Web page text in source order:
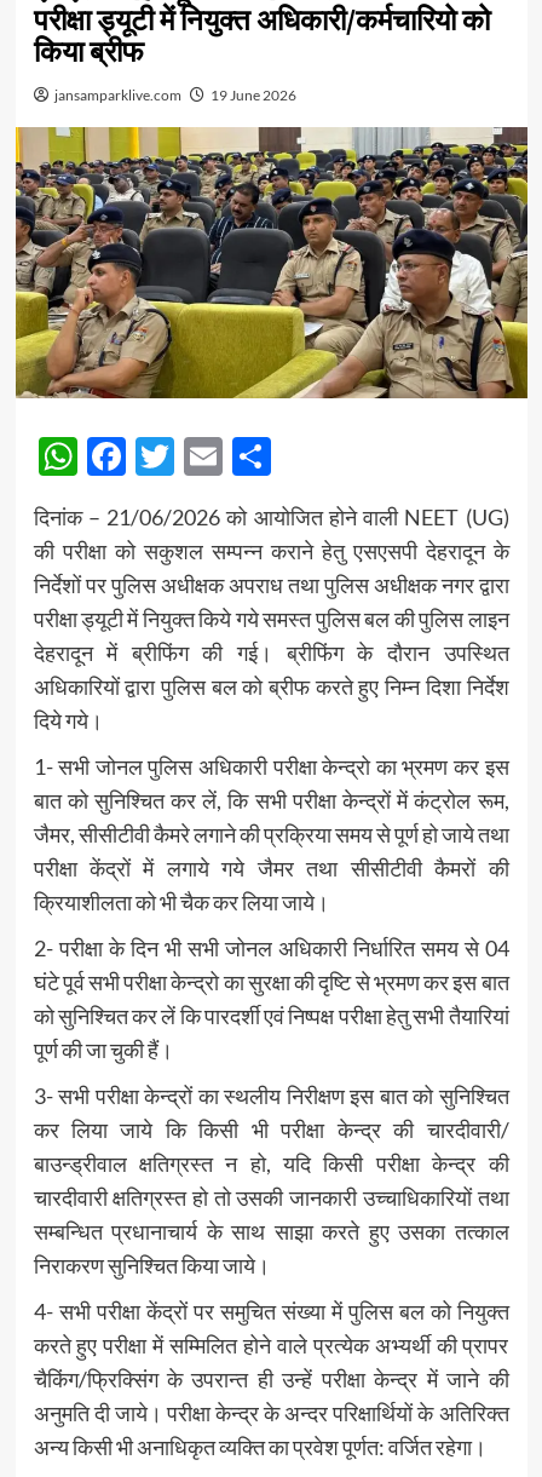
परीक्षा ड्यूटी में नियुक्त अधिकारी/कर्मचारियो को
किया ब्रीफ
jansamparklive.com 19 June 2026
WhatsApp
Facebook
Twitter
EmailShare
दिनांक – 21/06/2026 को आयोजित होने वाली NEET (UG)
की परीक्षा को सकुशल सम्पन्न कराने हेतु एसएसपी देहरादून के
निर्देशों पर पुलिस अधीक्षक अपराध तथा पुलिस अधीक्षक नगर द्वारा
परीक्षा ड्यूटी में नियुक्त किये गये समस्त पुलिस बल की पुलिस लाइन
देहरादून में ब्रीफिंग की गई। ब्रीफिंग के दौरान उपस्थित
अधिकारियों द्वारा पुलिस बल को ब्रीफ करते हुए निम्न दिशा निर्देश
दिये गये।
1- सभी जोनल पुलिस अधिकारी परीक्षा केन्द्रो का भ्रमण कर इस
बात को सुनिश्चित कर लें, कि सभी परीक्षा केन्द्रों में कंट्रोल रूम,
जैमर, सीसीटीवी कैमरे लगाने की प्रक्रिया समय से पूर्ण हो जाये तथा
परीक्षा केंद्रों में लगाये गये जैमर तथा सीसीटीवी कैमरों की
क्रियाशीलता को भी चैक कर लिया जाये।
2- परीक्षा के दिन भी सभी जोनल अधिकारी निर्धारित समय से 04
घंटे पूर्व सभी परीक्षा केन्द्रो का सुरक्षा की दृष्टि से भ्रमण कर इस बात
को सुनिश्चित कर लें कि पारदर्शी एवं निष्पक्ष परीक्षा हेतु सभी तैयारियां
पूर्ण की जा चुकी हैं।
3- सभी परीक्षा केन्द्रों का स्थलीय निरीक्षण इस बात को सुनिश्चित
कर लिया जाये कि किसी भी परीक्षा केन्द्र की चारदीवारी/
बाउन्ड्रीवाल क्षतिग्रस्त न हो, यदि किसी परीक्षा केन्द्र की
चारदीवारी क्षतिग्रस्त हो तो उसकी जानकारी उच्चाधिकारियों तथा
सम्बन्धित प्रधानाचार्य के साथ साझा करते हुए उसका तत्काल
निराकरण सुनिश्चित किया जाये।
4- सभी परीक्षा केंद्रों पर समुचित संख्या में पुलिस बल को नियुक्त
करते हुए परीक्षा में सम्मिलित होने वाले प्रत्येक अभ्यर्थी की प्रापर
चैकिंग/फ्रिक्सिंग के उपरान्त ही उन्हें परीक्षा केन्द्र में जाने की
अनुमति दी जाये। परीक्षा केन्द्र के अन्दर परिक्षार्थियों के अतिरिक्त
अन्य किसी भी अनाधिकृत व्यक्ति का प्रवेश पूर्णत: वर्जित रहेगा।